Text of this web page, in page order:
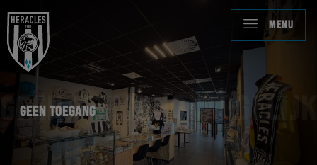
MENU
GEEN TOEGANG MOGELIJK
Geen toegang